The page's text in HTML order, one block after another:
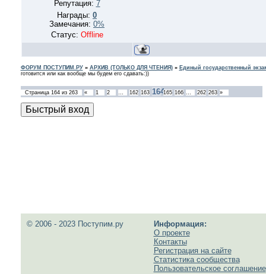
Репутация: 7
Награды: 0
Замечания: 0%
Статус: Offline
ФОРУМ ПОСТУПИМ.РУ» АРХИВ (ТОЛЬКО ДЛЯ ЧТЕНИЯ)» Единый государственный
готовится или как вообще мы будем его сдавать:))
Страница 164из 263 « 1 2 … 162 163 164165 166 … 262 263 »
© 2006 - 2023 Поступим.ру
Информация:
О проекте
Контакты
Регистрация на сайте
Статистика сообщества
Пользовательское соглашение